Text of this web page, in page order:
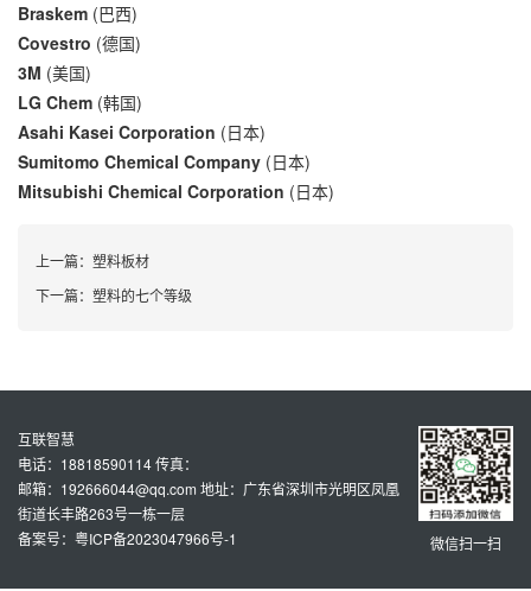
Braskem (巴西)
Covestro (德国)
3M (美国)
LG Chem (韩国)
Asahi Kasei Corporation (日本)
Sumitomo Chemical Company (日本)
Mitsubishi Chemical Corporation (日本)
上一篇： 塑料板材
下一篇： 塑料的七个等级
微信扫一扫
互联智慧
电话：18818590114 传真：
邮箱：192666044@qq.com 地址：广东省深圳市光明区凤凰
街道长丰路263号一栋一层
备案号：粤ICP备2023047966号-1